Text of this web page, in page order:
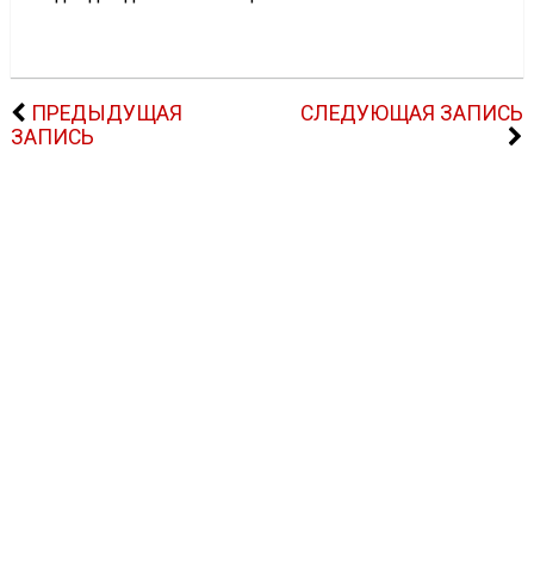
ПРЕДЫДУЩАЯ
ЗАПИСЬ
СЛЕДУЮЩАЯ ЗАПИСЬ